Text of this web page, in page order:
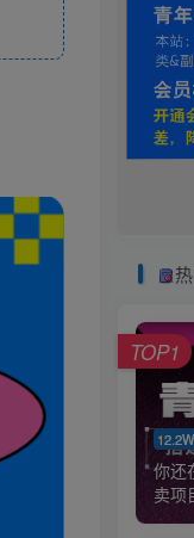
你还
卖项
TOP1